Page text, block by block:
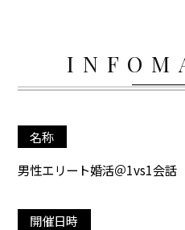
名称
男性エリート婚活＠1vs1会話
開催日時